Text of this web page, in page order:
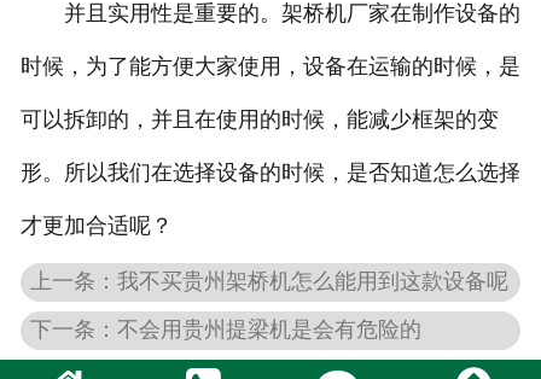
并且实用性是重要的。架桥机厂家在制作设备的
时候，为了能方便大家使用，设备在运输的时候，是
可以拆卸的，并且在使用的时候，能减少框架的变
形。所以我们在选择设备的时候，是否知道怎么选择
才更加合适呢？
上一条：我不买贵州架桥机怎么能用到这款设备呢
下一条：不会用贵州提梁机是会有危险的